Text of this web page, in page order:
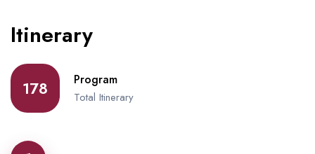
Itinerary
178 Program
Total Itinerary